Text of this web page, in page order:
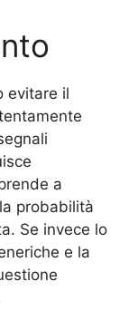
evitare il
a
probabilità
Se invece lo
e la